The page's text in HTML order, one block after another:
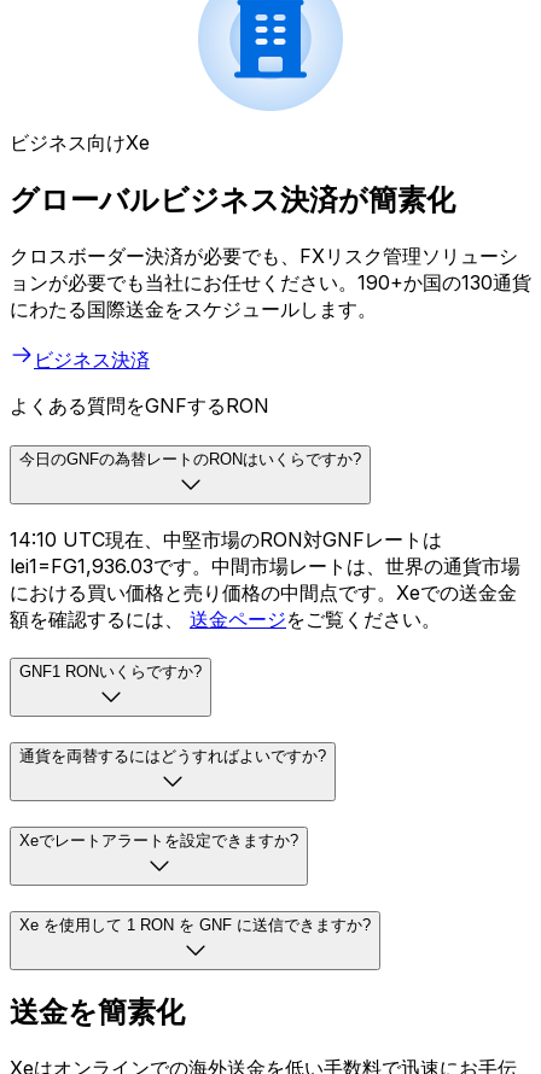
ビジネス向けXe
グローバルビジネス決済が簡素化
クロスボーダー決済が必要でも、FXリスク管理ソリューシ
ョンが必要でも当社にお任せください。190+か国の130通貨
にわたる国際送金をスケジュールします。
ビジネス決済
よくある質問をGNFするRON
今日のGNFの為替レートのRONはいくらですか?
14:10 UTC現在、中堅市場のRON対GNFレートは
lei1=FG1,936.03です。中間市場レートは、世界の通貨市場
における買い価格と売り価格の中間点です。Xeでの送金金
額を確認するには、 送金ページをご覧ください。
GNF1 RONいくらですか?
通貨を両替するにはどうすればよいですか?
Xeでレートアラートを設定できますか?
Xe を使用して 1 RON を GNF に送信できますか?
送金を簡素化
Xeはオンラインでの海外送金を低い手数料で迅速にお手伝